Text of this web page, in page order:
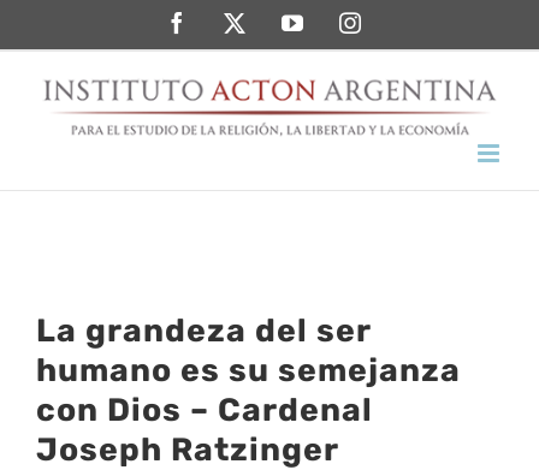
al
contenido
FacebookTwitterYouTubeInstagram
La grandeza del ser
humano es su semejanza
con Dios – Cardenal
Joseph Ratzinger